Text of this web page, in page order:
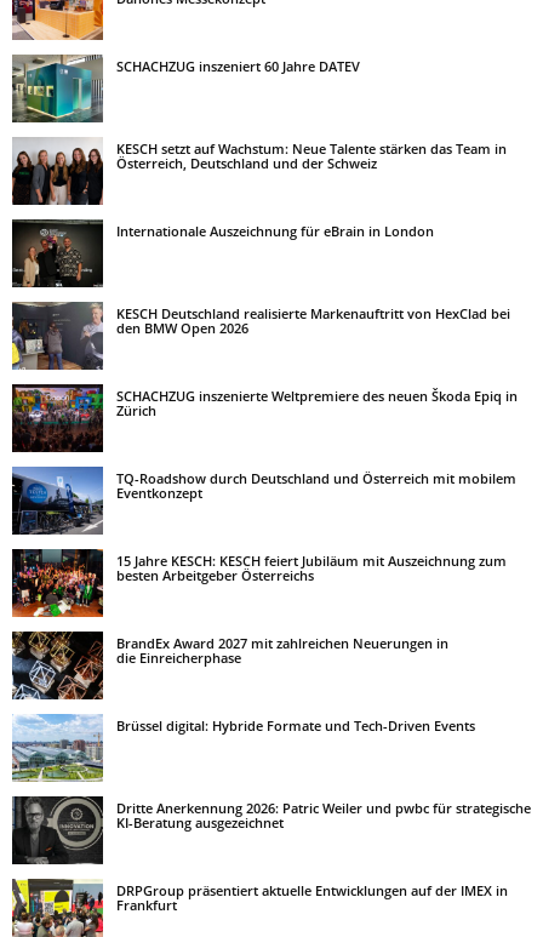
SCHACHZUG inszeniert 60 Jahre DATEV
KESCH setzt auf Wachstum: Neue Talente stärken das Team in
Österreich, Deutschland und der Schweiz
Internationale Auszeichnung für eBrain in London
KESCH Deutschland realisierte Markenauftritt von HexClad bei
den BMW Open 2026
SCHACHZUG inszenierte Weltpremiere des neuen Škoda Epiq in
Zürich
TQ-Roadshow durch Deutschland und Österreich mit mobilem
Eventkonzept
15 Jahre KESCH: KESCH feiert Jubiläum mit Auszeichnung zum
besten Arbeitgeber Österreichs
BrandEx Award 2027 mit zahlreichen Neuerungen in
die Einreicherphase
Brüssel digital: Hybride Formate und Tech-Driven Events
Dritte Anerkennung 2026: Patric Weiler und pwbc für strategische
KI-Beratung ausgezeichnet
DRPGroup präsentiert aktuelle Entwicklungen auf der IMEX in
Frankfurt